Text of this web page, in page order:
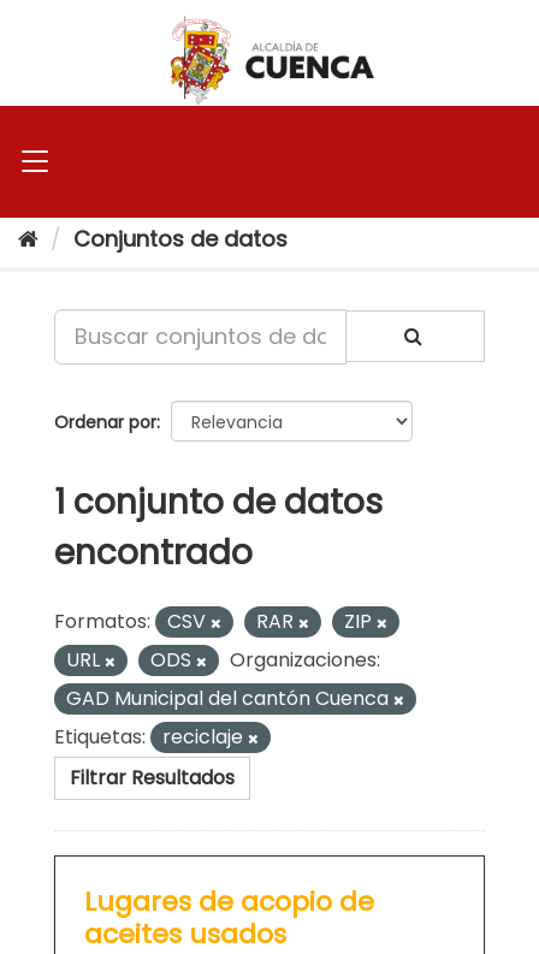
Conjuntos de datos
Ordenar por
1 conjunto de datos
encontrado
Formatos: CSV RAR
ZIP
URL
ODS
Organizaciones:
GAD Municipal del cantón Cuenca
Etiquetas:
reciclaje
Filtrar Resultados
Lugares de acopio de
aceites usados